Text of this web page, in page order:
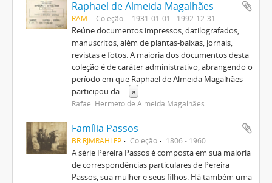
Raphael de Almeida Magalhães
RAM Coleção 1931-01-01 - 1992-12-31
Reúne documentos impressos, datilografados,
manuscritos, além de plantas-baixas, jornais,
revistas e fotos. A maioria dos documentos desta
coleção é de caráter administrativo, abrangendo o
período em que Raphael de Almeida Magalhães
participou da ... »
Rafael Hermeto de Almeida Magalhães
Família Passos
BR RJMRAHI FP Coleção 1806 - 1960
A série Pereira Passos é composta em sua maioria
de correspondências particulares de Pereira
Passos, sua mulher e seus filhos. Há também uma